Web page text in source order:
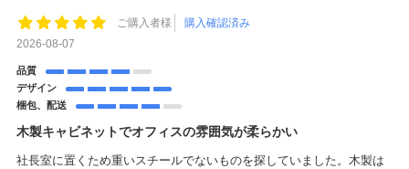
ご購入者様
購入確認済み
2026-08-07
品質
デザイン
梱包、配送
木製キャビネットでオフィスの雰囲気が柔らかい
社長室に置くため重いスチールでないものを探していました。木製は